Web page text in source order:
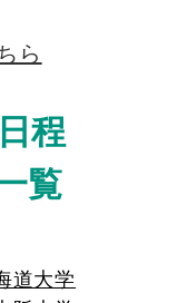
ら
程
覧
道大学